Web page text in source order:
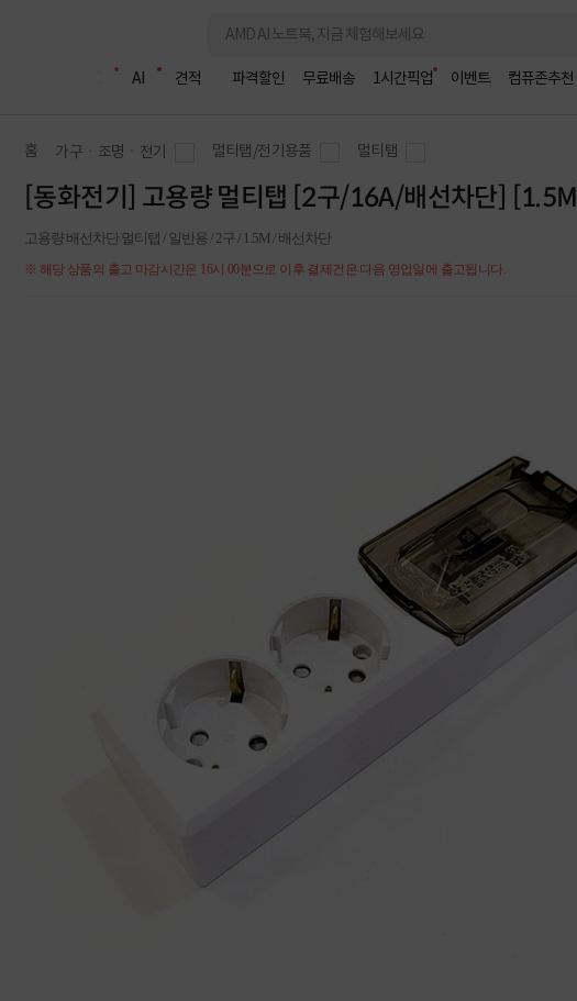
AI 견적 파격할인 무료배송 1시간픽업 이벤트 컴퓨존추천
홈 가구ㆍ조명ㆍ전기 멀티탭/전기용품 멀티탭
[동화전기] 고용량 멀티탭 [2구/16A/배선차단] [1.5M]
고용량 배선차단 멀티탭 / 일반용 / 2구 / 1.5M / 배선차단
※ 해당 상품의 출고 마감시간은 16시 00분으로 이후 결제건은 다음 영업일에 출고됩니다.